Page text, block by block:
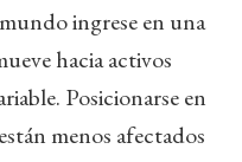
ingrese en una
hacia activos
Posicionarse en
menos afectados